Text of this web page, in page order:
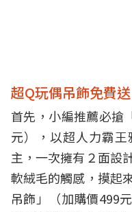
超Q玩偶吊飾免費送
首先，小編推薦必搶
元），以超人力霸
主，一次擁有２面設
軟絨毛的觸感，摸起
吊飾」（加購價499